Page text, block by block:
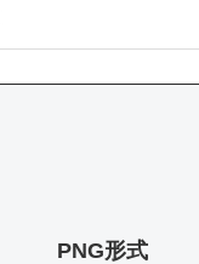
PNG形式